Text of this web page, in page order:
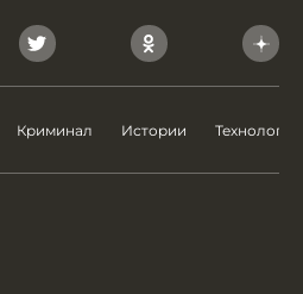
Криминал Истории Технологии